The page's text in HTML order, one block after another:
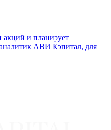
и планирует
АВИ Кэпитал, для